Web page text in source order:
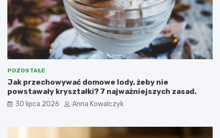
POZOSTAŁE
Jak przechowywać domowe lody, żeby nie
powstawały kryształki? 7 najważniejszych zasad.
30 lipca 2026 Anna Kowalczyk